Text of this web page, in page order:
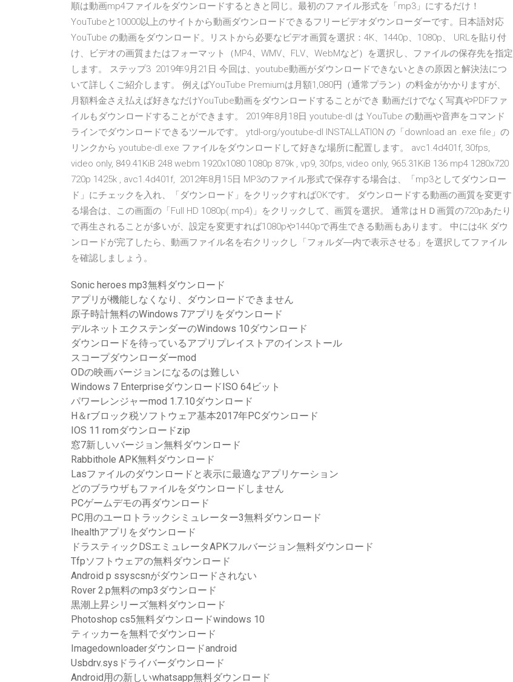
順は動画mp4ファイルをダウンロードするときと同じ。最初のファイル形式を「mp3」にするだけ！
YouTubeと10000以上のサイトから動画ダウンロードできるフリービデオダウンローダーです。日本語対応
YouTube の動画をダウンロード。リストから必要なビデオ画質を選択：4K、1440p、1080p、 URLを貼り付
け、ビデオの画質またはフォーマット（MP4、WMV、FLV、WebMなど）を選択し、ファイルの保存先を指定
します。 ステップ3 2019年9月21日 今回は、youtube動画がダウンロードできないときの原因と解決法につ
いて詳しくご紹介します。 例えばYouTube Premiumは月額1,080円（通常プラン）の料金がかかりますが、
月額料金さえ払えば好きなだけYouTube動画をダウンロードすることができ 動画だけでなく写真やPDFファ
イルもダウンロードすることができます。 2019年8月18日 youtube-dl は YouTube の動画や音声をコマンド
ラインでダウンロードできるツールです。 ytdl-org/youtube-dl INSTALLATION の「download an .exe file」の
リンクから youtube-dl.exe ファイルをダウンロードして好きな場所に配置します。 avc1.4d401f, 30fps,
video only, 849.41KiB 248 webm 1920x1080 1080p 879k , vp9, 30fps, video only, 965.31KiB 136 mp4 1280x720
720p 1425k , avc1.4d401f, 2012年8月15日 MP3のファイル形式で保存する場合は、「mp3としてダウンロー
ド」にチェックを入れ、「ダウンロード」をクリックすればOKです。 ダウンロードする動画の画質を変更す
る場合は、この画面の「Full HD 1080p(.mp4)」をクリックして、画質を選択。 通常はＨＤ画質の720pあたり
で再生されることが多いが、設定を変更すれば1080pや1440pで再生できる動画もあります。 中には4K ダウ
ンロードが完了したら、動画ファイル名を右クリックし「フォルダ―内で表示させる」を選択してファイル
を確認しましょう。
Sonic heroes mp3無料ダウンロード
アプリが機能しなくなり、ダウンロードできません
原子時計無料のWindows 7アプリをダウンロード
デルネットエクステンダーのWindows 10ダウンロード
ダウンロードを待っているアプリプレイストアのインストール
スコープダウンローダーmod
ODの映画バージョンになるのは難しい
Windows 7 EnterpriseダウンロードISO 64ビット
パワーレンジャーmod 1.7.10ダウンロード
H＆rブロック税ソフトウェア基本2017年PCダウンロード
IOS 11 romダウンロードzip
窓7新しいバージョン無料ダウンロード
Rabbithole APK無料ダウンロード
Lasファイルのダウンロードと表示に最適なアプリケーション
どのブラウザもファイルをダウンロードしません
PCゲームデモの再ダウンロード
PC用のユーロトラックシミュレーター3無料ダウンロード
Ihealthアプリをダウンロード
ドラスティックDSエミュレータAPKフルバージョン無料ダウンロード
Tfpソフトウェアの無料ダウンロード
Android p ssyscsnがダウンロードされない
Rover 2.p無料のmp3ダウンロード
黒潮上昇シリーズ無料ダウンロード
Photoshop cs5無料ダウンロードwindows 10
ティッカーを無料でダウンロード
Imagedownloaderダウンロードandroid
Usbdrv.sysドライバーダウンロード
Android用の新しいwhatsapp無料ダウンロード